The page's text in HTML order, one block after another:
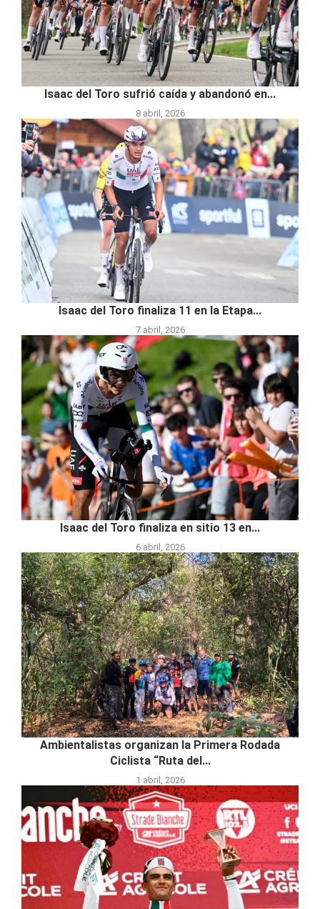
Isaac del Toro sufrió caída y abandonó en...
8 abril, 2026
Isaac del Toro finaliza 11 en la Etapa...
7 abril, 2026
Isaac del Toro finaliza en sitio 13 en...
6 abril, 2026
Ambientalistas organizan la Primera Rodada
Ciclista “Ruta del...
1 abril, 2026